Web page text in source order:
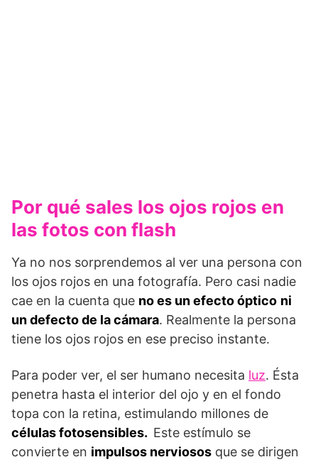
Por qué sales los ojos rojos en
las fotos con flash
Ya no nos sorprendemos al ver una persona con
los ojos rojos en una fotografía. Pero casi nadie
cae en la cuenta que no es un efecto óptico ni
un defecto de la cámara. Realmente la persona
tiene los ojos rojos en ese preciso instante.
Para poder ver, el ser humano necesita luz. Ésta
penetra hasta el interior del ojo y en el fondo
topa con la retina, estimulando millones de
células fotosensibles. Este estímulo se
convierte en impulsos nerviosos que se dirigen